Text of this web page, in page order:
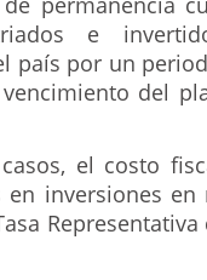
e
país por un
del
el costo
inversiones en
Representativa